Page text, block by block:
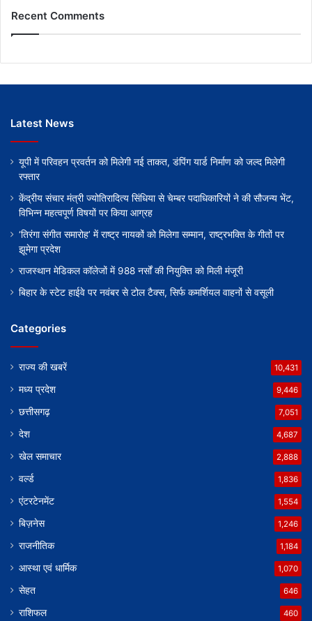
Recent Comments
Latest News
यूपी में परिवहन प्रवर्तन को मिलेगी नई ताकत, डंपिंग यार्ड निर्माण को जल्द मिलेगी
रफ्तार
केंद्रीय संचार मंत्री ज्योतिरादित्य सिंधिया से चेम्बर पदाधिकारियों ने की सौजन्य भेंट,
विभिन्न महत्वपूर्ण विषयों पर किया आग्रह
‘तिरंगा संगीत समारोह’ में राष्ट्र नायकों को मिलेगा सम्मान, राष्ट्रभक्ति के गीतों पर
झूमेगा प्रदेश
राजस्थान मेडिकल कॉलेजों में 988 नर्सों की नियुक्ति को मिली मंजूरी
बिहार के स्टेट हाईवे पर नवंबर से टोल टैक्स, सिर्फ कमर्शियल वाहनों से वसूली
Categories
राज्य की खबरें 10,431
मध्य प्रदेश 9,446
छत्तीसगढ़ 7,051
देश 4,687
खेल समाचार 2,888
वर्ल्ड 1,836
एंटरटेनमेंट 1,554
बिज़नेस 1,246
राजनीतिक 1,184
आस्था एवं धार्मिक 1,070
सेहत 646
राशिफल 460